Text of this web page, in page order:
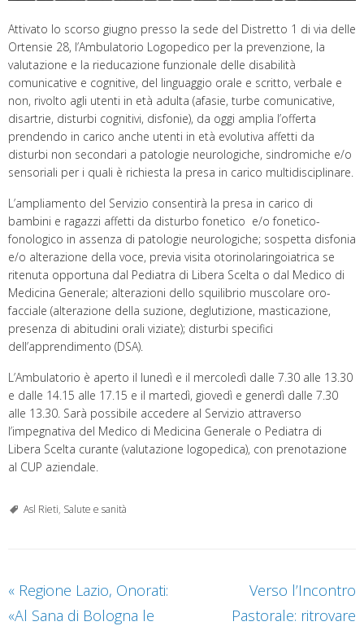
Attivato lo scorso giugno presso la sede del Distretto 1 di via delle
Ortensie 28, l’Ambulatorio Logopedico per la prevenzione, la
valutazione e la rieducazione funzionale delle disabilità
comunicative e cognitive, del linguaggio orale e scritto, verbale e
non, rivolto agli utenti in età adulta (afasie, turbe comunicative,
disartrie, disturbi cognitivi, disfonie), da oggi amplia l’offerta
prendendo in carico anche utenti in età evolutiva affetti da
disturbi non secondari a patologie neurologiche, sindromiche e/o
sensoriali per i quali è richiesta la presa in carico multidisciplinare.
L’ampliamento del Servizio consentirà la presa in carico di
bambini e ragazzi affetti da disturbo fonetico e/o fonetico-
fonologico in assenza di patologie neurologiche; sospetta disfonia
e/o alterazione della voce, previa visita otorinolaringoiatrica se
ritenuta opportuna dal Pediatra di Libera Scelta o dal Medico di
Medicina Generale; alterazioni dello squilibrio muscolare oro-
facciale (alterazione della suzione, deglutizione, masticazione,
presenza di abitudini orali viziate); disturbi specifici
dell’apprendimento (DSA).
L’Ambulatorio è aperto il lunedì e il mercoledì dalle 7.30 alle 13.30
e dalle 14.15 alle 17.15 e il martedì, giovedì e generdì dalle 7.30
alle 13.30. Sarà possibile accedere al Servizio attraverso
l’impegnativa del Medico di Medicina Generale o Pediatra di
Libera Scelta curante (valutazione logopedica), con prenotazione
al CUP aziendale.
Asl Rieti, Salute e sanità
« Regione Lazio, Onorati:
«Al Sana di Bologna le
Verso l’Incontro
Pastorale: ritrovare